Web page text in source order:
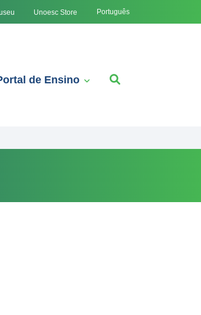
Unoesc Store Português
de Ensino